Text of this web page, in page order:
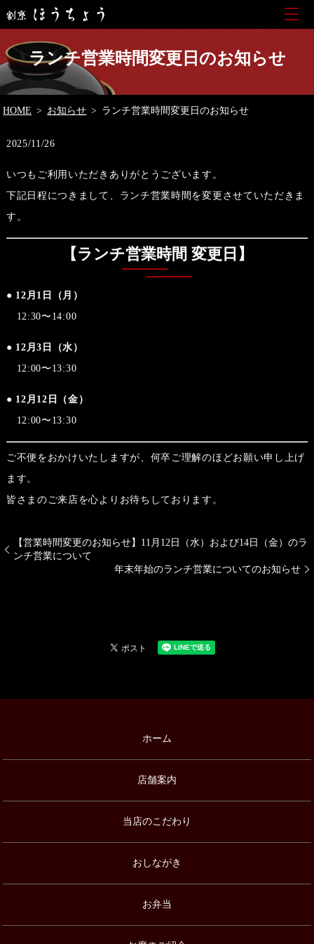
ランチ営業時間変更日のお知らせ
HOME お知らせ ランチ営業時間変更日のお知らせ
2025/11/26
いつもご利用いただきありがとうございます。
下記日程につきまして、ランチ営業時間を変更させていただきま
す。
【ランチ営業時間 変更日】
● 12月1日（月）
12:30〜14:00
● 12月3日（水）
12:00〜13:30
● 12月12日（金）
12:00〜13:30
ご不便をおかけいたしますが、何卒ご理解のほどお願い申し上げ
ます。
皆さまのご来店を心よりお待ちしております。
【営業時間変更のお知らせ】11月12日（水）および14日（金）のラ
ンチ営業について
年末年始のランチ営業についてのお知らせ
ホーム
店舗案内
当店のこだわり
おしながき
お弁当